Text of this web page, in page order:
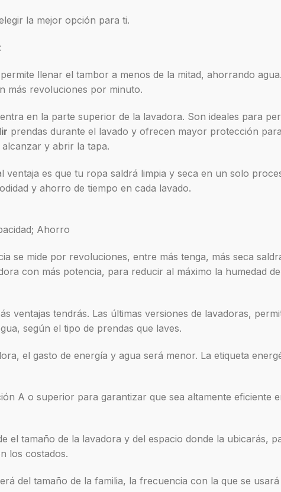
la mejor opción para ti.
llenar el tambor a menos de la mitad, ahorrando
más revoluciones por minuto.
en la parte superior de la lavadora. Son ideales para
prendas durante el lavado y ofrecen mayor protección
y abrir la tapa.
ventaja es que tu ropa saldrá limpia y seca en un solo
y ahorro de tiempo en cada lavado.
Ahorro
se mide por revoluciones, entre más tenga, más seca
con más potencia, para reducir al máximo la humedad
ventajas tendrás. Las últimas versiones de lavadoras,
según el tipo de prendas que laves.
el gasto de energía y agua será menor. La etiqueta
A o superior para garantizar que sea altamente eficiente
el tamaño de la lavadora y del espacio donde la ubicarás,
los costados.
del tamaño de la familia, la frecuencia con la que se